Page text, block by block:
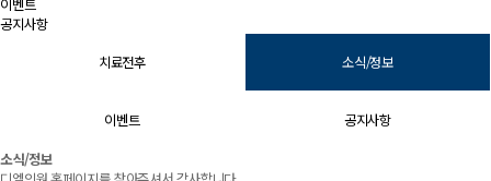
공지사항
치료전후
소식/정보
이벤트
공지사항
소식/정보 | 창원 피부과 디엘의원
소식/정보